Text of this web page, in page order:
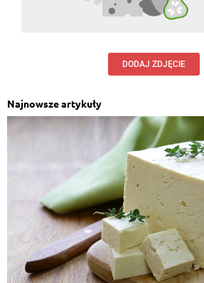
DODAJ ZDJĘCIE
Najnowsze artykuły